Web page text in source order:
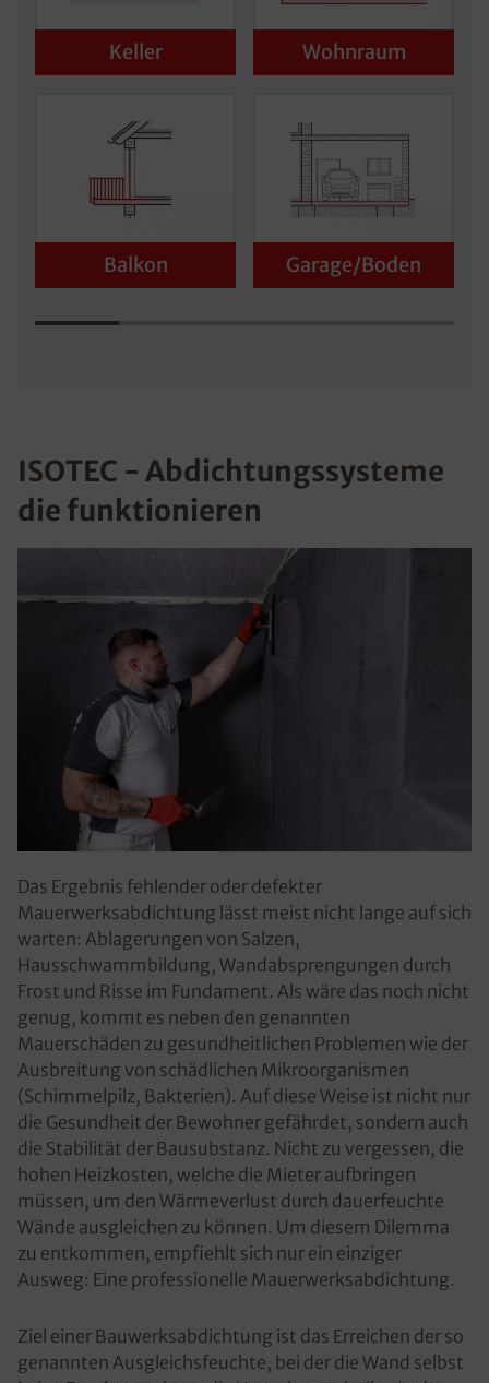
Keller Wohnraum
Balkon Garage/Boden
ISOTEC - Abdichtungssysteme
die funktionieren
Das Ergebnis fehlender oder defekter
Mauerwerksabdichtung lässt meist nicht lange auf sich
warten: Ablagerungen von Salzen,
Hausschwammbildung, Wandabsprengungen durch
Frost und Risse im Fundament. Als wäre das noch nicht
genug, kommt es neben den genannten
Mauerschäden zu gesundheitlichen Problemen wie der
Ausbreitung von schädlichen Mikroorganismen
(Schimmelpilz, Bakterien). Auf diese Weise ist nicht nur
die Gesundheit der Bewohner gefährdet, sondern auch
die Stabilität der Bausubstanz. Nicht zu vergessen, die
hohen Heizkosten, welche die Mieter aufbringen
müssen, um den Wärmeverlust durch dauerfeuchte
Wände ausgleichen zu können. Um diesem Dilemma
zu entkommen, empfiehlt sich nur ein einziger
Ausweg: Eine professionelle Mauerwerksabdichtung.
Ziel einer Bauwerksabdichtung ist das Erreichen der so
genannten Ausgleichsfeuchte, bei der die Wand selbst